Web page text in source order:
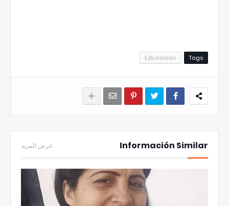
Tags
Educacion
Información Similar عرض المزيد